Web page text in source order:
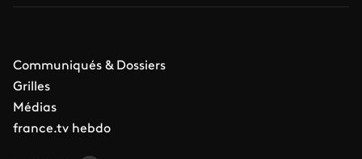
Communiqués & Dossiers
Grilles
Médias
france.tv hebdo